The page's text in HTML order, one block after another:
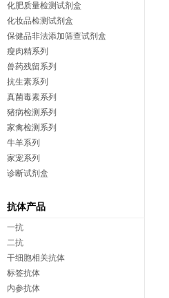
化肥质量检测试剂盒
化妆品检测试剂盒
保健品非法添加筛查试剂盒
瘦肉精系列
兽药残留系列
抗生素系列
真菌毒素系列
猪病检测系列
家禽检测系列
牛羊系列
家宠系列
诊断试剂盒
抗体产品
一抗
二抗
干细胞相关抗体
标签抗体
内参抗体